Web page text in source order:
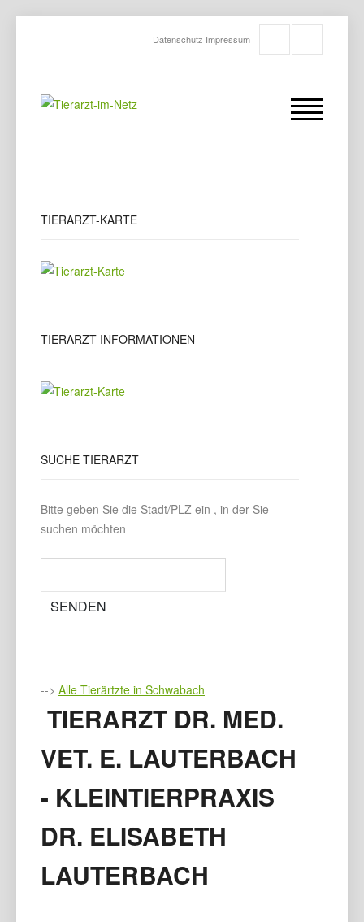
Datenschutz Impressum
TIERARZT-KARTE
TIERARZT-INFORMATIONEN
SUCHE TIERARZT
Bitte geben Sie die Stadt/PLZ ein , in der Sie
suchen möchten
--> Alle Tierärtzte in Schwabach
TIERARZT DR. MED.
VET. E. LAUTERBACH
- KLEINTIERPRAXIS
DR. ELISABETH
LAUTERBACH